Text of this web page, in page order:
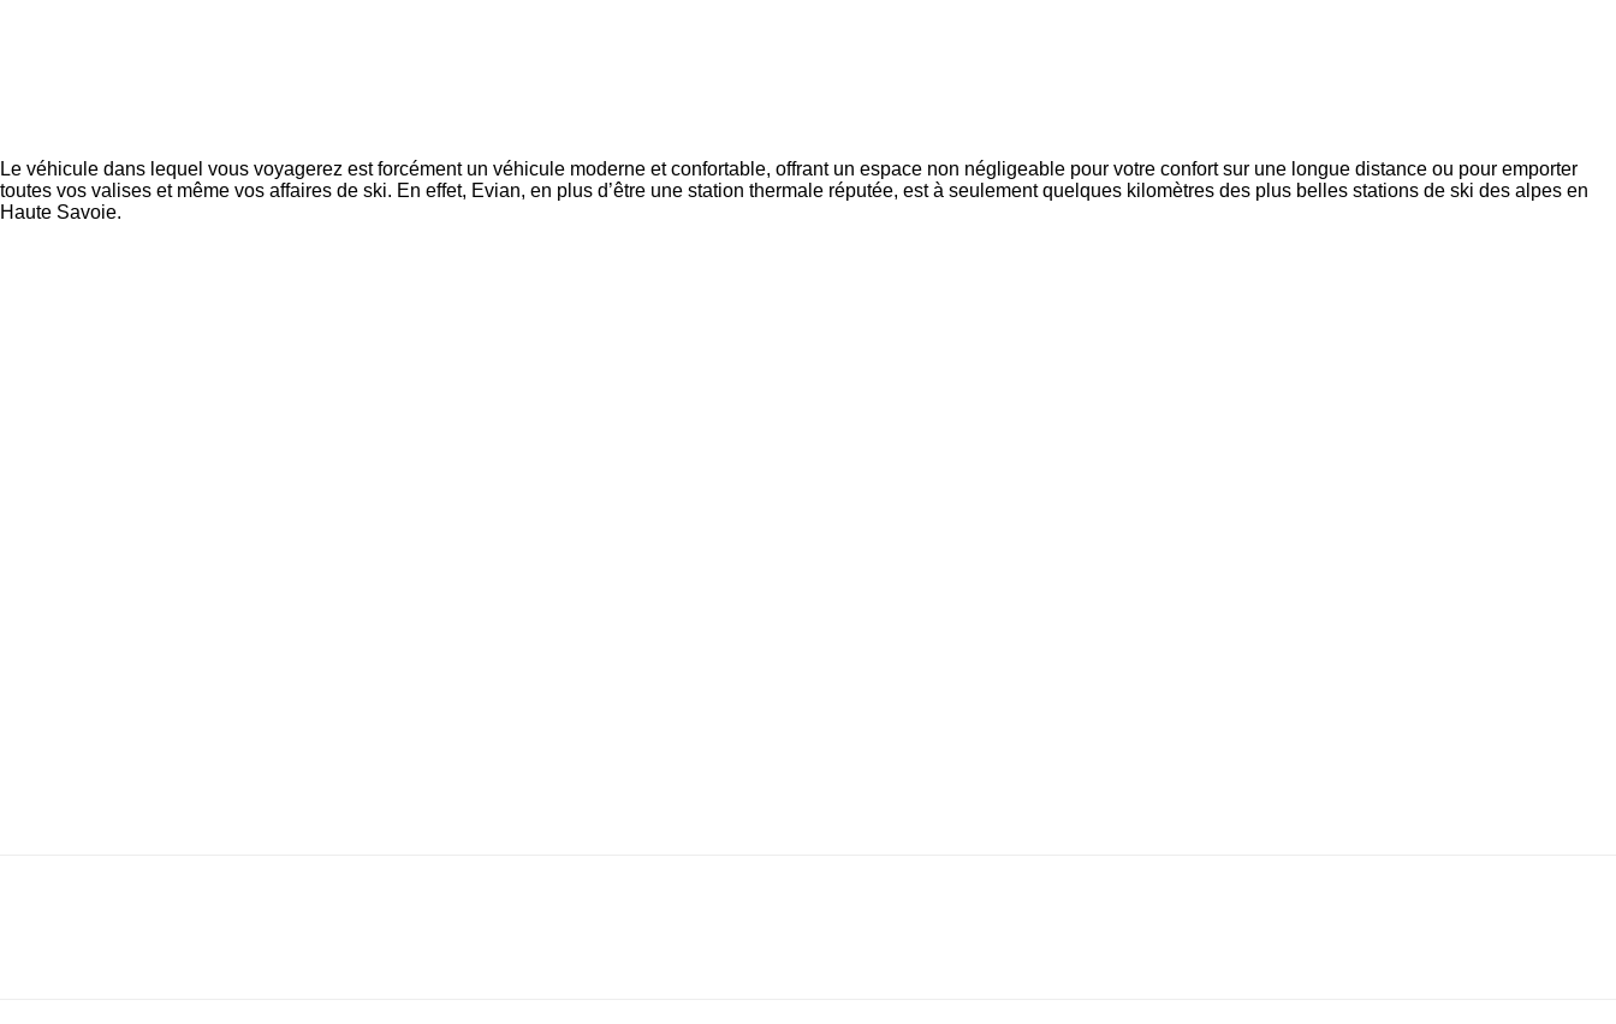
Le véhicule dans lequel vous voyagerez est forcément un véhicule moderne et confortable, offrant un espace non négligeable pour votre confort sur une longue distance ou pour emporter
toutes vos valises et même vos affaires de ski. En effet, Evian, en plus d’être une station thermale réputée, est à seulement quelques kilomètres des plus belles stations de ski des alpes en
Haute Savoie.